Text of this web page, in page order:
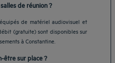
de réunion ?
de matériel audiovisuel et
(gratuite) sont disponibles sur
à Constantine.
être sur place ?